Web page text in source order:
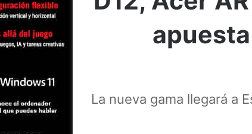
La nueva gama llegará a